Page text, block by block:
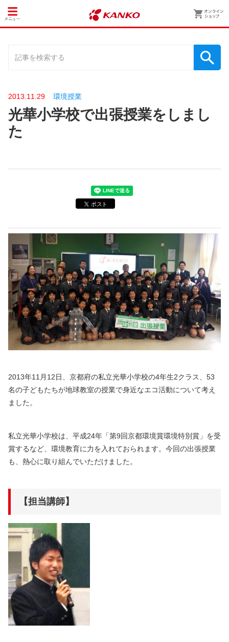
2013.11.29 環境授業
光華小学校で出張授業をしまし
た
2013年11月12日、京都府の私立光華小学校の4年生2クラス、53
名の子どもたちが地球教室の授業で身近なエコ活動について考え
ました。
私立光華小学校は、平成24年「第9回京都環境賞環境特別賞」を受
賞するなど、環境教育に力を入れておられます。今回の出張授業
も、熱心に取り組んでいただけました。
【担当講師】